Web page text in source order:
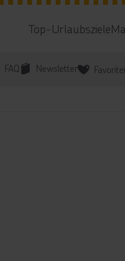
Top-Urlaubsziele
FAQ Newsletter